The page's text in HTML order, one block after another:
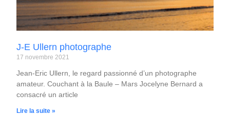
J-E Ullern photographe
17 novembre 2021
Jean-Eric Ullern, le regard passionné d’un photographe
amateur. Couchant à la Baule – Mars Jocelyne Bernard a
consacré un article
Lire la suite »